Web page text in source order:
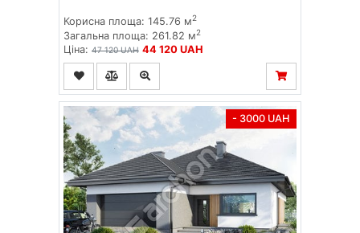
Корисна площа: 145.76 м2
Загальна площа: 261.82 м2
Ціна: 47 120 UAH 44 120 UAH
- 3000 UAH